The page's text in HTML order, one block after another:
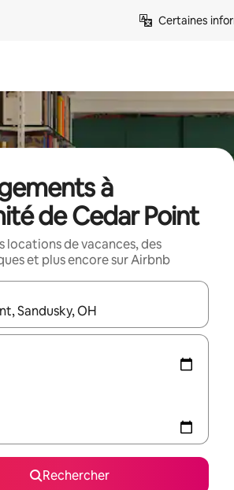
Certaines
à
de Cedar Point
locations de vacances, des
et plus encore sur Airbnb
résultats s'affichent, utilisez les flèches vers
Rechercher